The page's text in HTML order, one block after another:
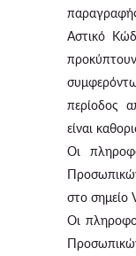
Αστικό
περίοδος
είναι
Οι
στο σημείο
Οι